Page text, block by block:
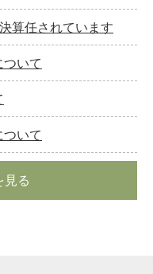
算任されています
いて
いて
見る